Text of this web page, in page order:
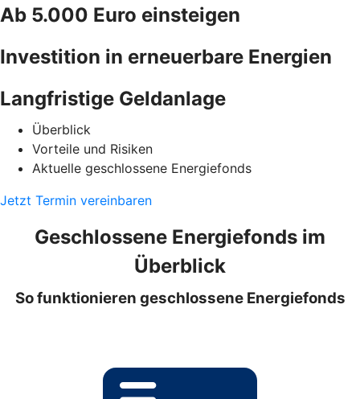
Ab 5.000 Euro einsteigen
Investition in erneuerbare Energien
Langfristige Geldanlage
Überblick
Vorteile und Risiken
Aktuelle geschlossene Energiefonds
Jetzt Termin vereinbaren
Geschlossene Energiefonds im
Überblick
So funktionieren geschlossene Energiefonds